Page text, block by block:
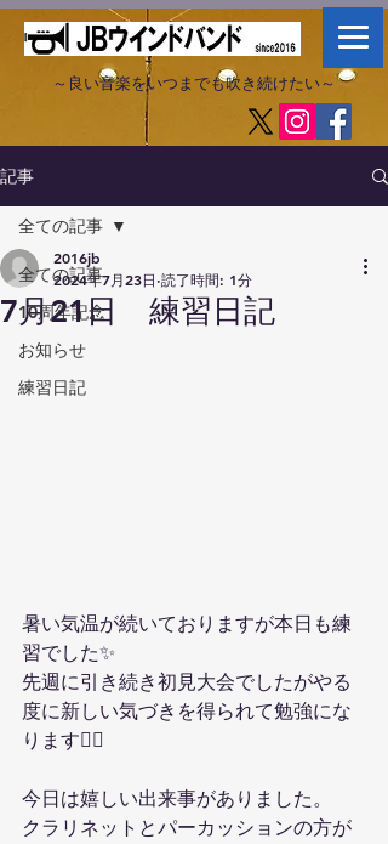
～良い音楽をいつまでも吹き続けたい～​
記事
全ての記事
10周年記念
お知らせ
練習日記
全ての記事
7月21日 練習日記
2016jb
2024年7月23日 読了時間: 1分
暑い気温が続いておりますが本日も練
習でした✨️
先週に引き続き初見大会でしたがやる
度に新しい気づきを得られて勉強にな
ります✍🏻
今日は嬉しい出来事がありました。
クラリネットとパーカッションの方が